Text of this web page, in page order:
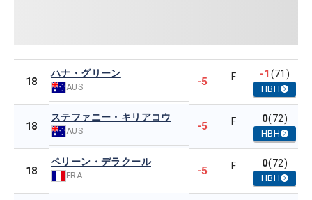
18
ハナ・グリーン
AUS -5 F -1(71)
HBH
18
ステファニー・キリアコウ
AUS -5 F 0(72)
HBH
18
ペリーン・デラクール
FRA -5 F 0(72)
HBH